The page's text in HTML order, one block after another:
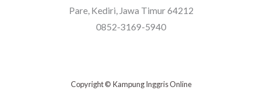
Pare, Kediri, Jawa Timur 64212
0852-3169-5940
Copyright © Kampung Inggris Online